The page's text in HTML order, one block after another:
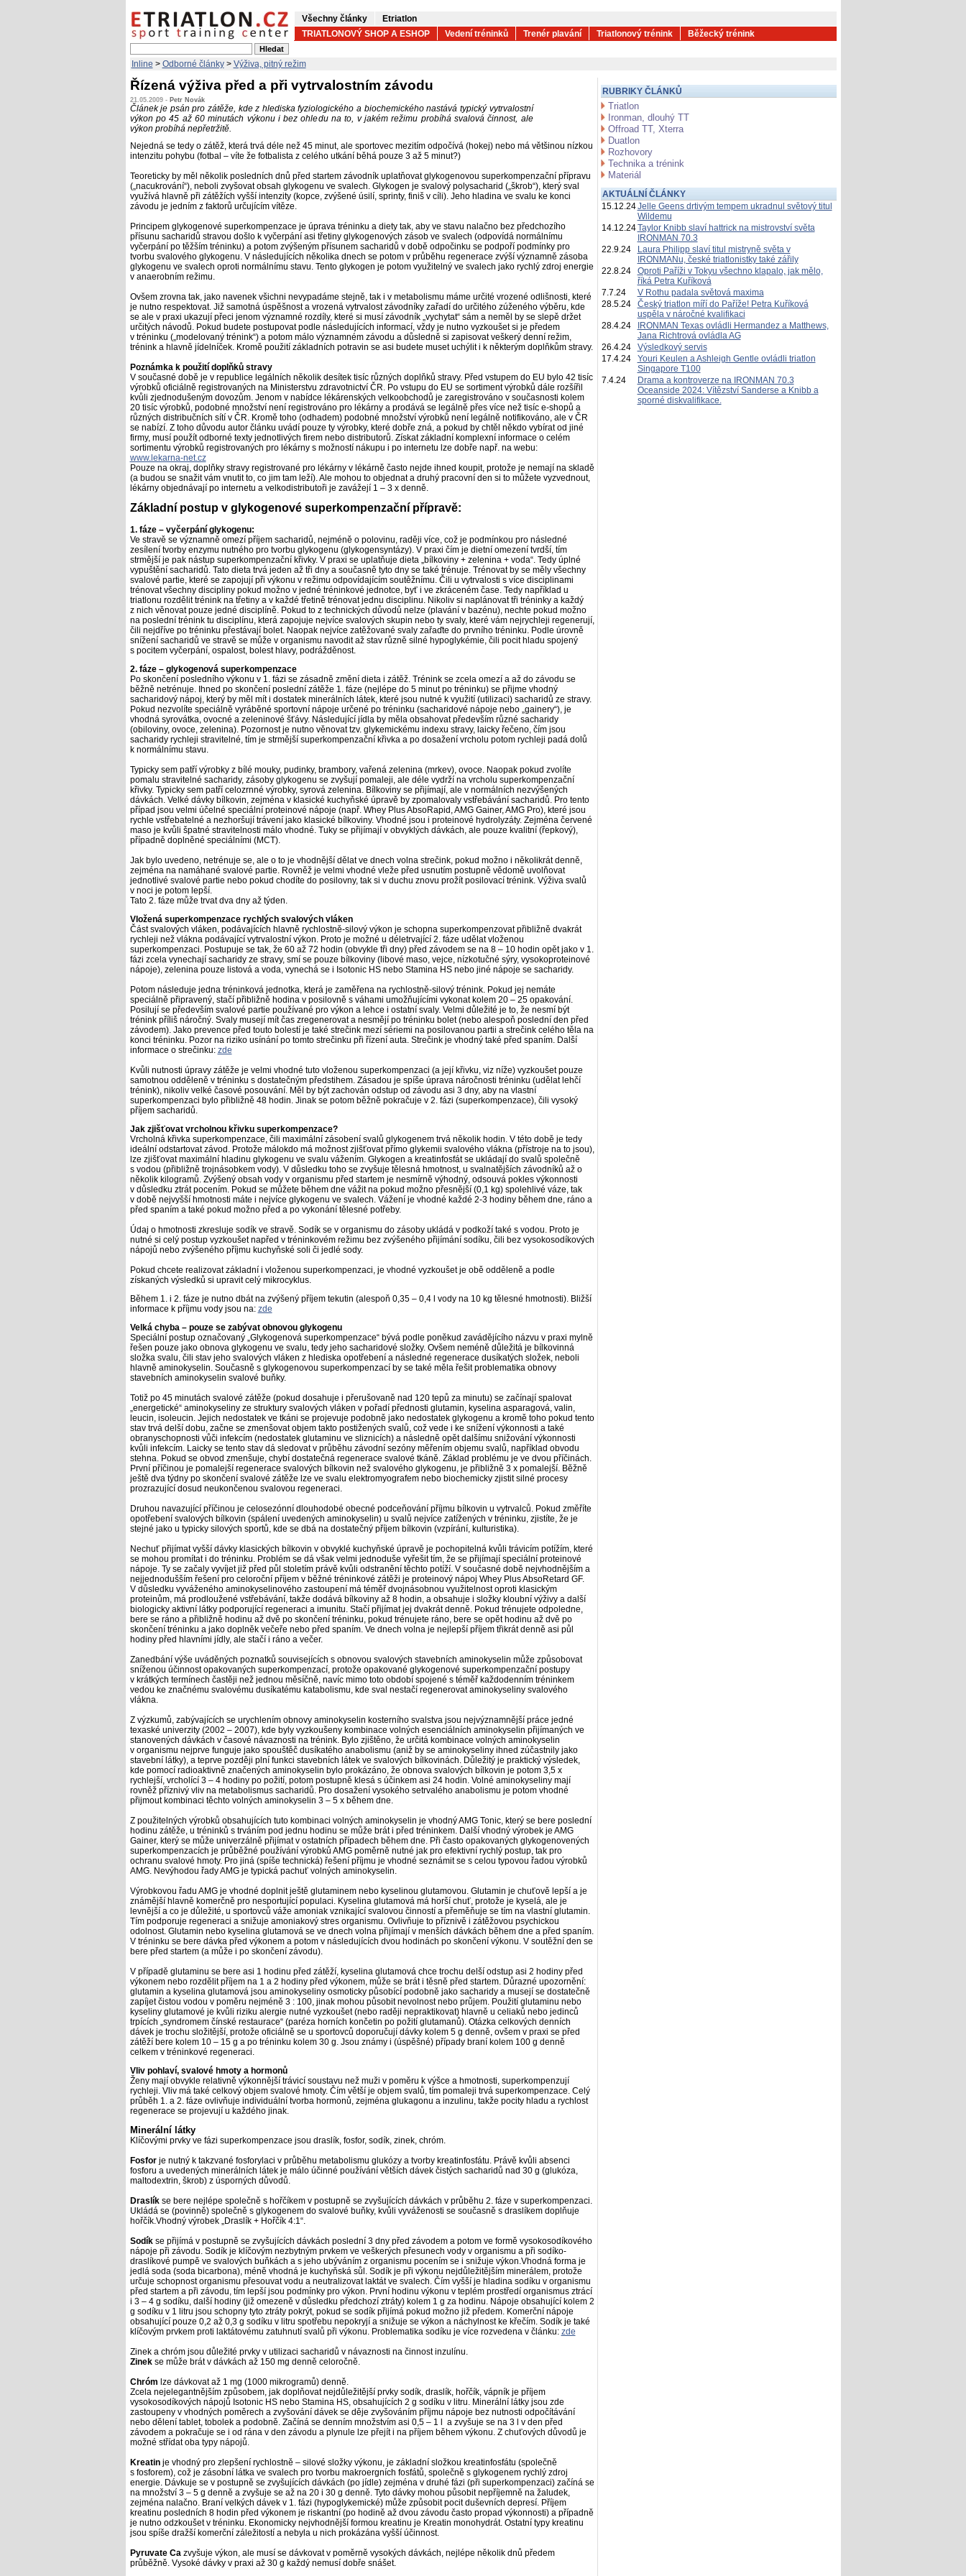
Všechny články
Etriatlon
TRIATLONOVÝ SHOP A ESHOP
Vedení tréninků Trenér plavání Triatlonový trénink Běžecký trénink
Inline > Odborné články> Výživa, pitný režim
Řízená výživa před a při vytrvalostním závodu
21.05.2009 - Petr Novák
Článek je psán pro zátěže, kde z hlediska fyziologického a biochemického nastává typický vytrvalostní
výkon po 45 až 60 minutách výkonu i bez ohledu na to, v jakém režimu probíhá svalová činnost, ale
výkon probíhá nepřetržitě.
Nejedná se tedy o zátěž, která trvá déle než 45 minut, ale sportovec mezitím odpočívá (hokej) nebo má většinou nízkou
intenzitu pohybu (fotbal – víte že fotbalista z celého utkání běhá pouze 3 až 5 minut?)
Teoreticky by měl několik posledních dnů před startem závodník uplatňovat glykogenovou superkompenzační přípravu
(„nacukrování“), neboli zvyšovat obsah glykogenu ve svalech. Glykogen je svalový polysacharid („škrob“), který sval
využívá hlavně při zátěžích vyšší intenzity (kopce, zvýšené úsilí, sprinty, finiš v cíli). Jeho hladina ve svalu ke konci
závodu je jedním z faktorů určujícím vítěze.
Principem glykogenové superkompenzace je úprava tréninku a diety tak, aby ve stavu nalačno bez předchozího
přísunu sacharidů stravou došlo k vyčerpání asi třetiny glykogenových zásob ve svalech (odpovídá normálnímu
vyčerpání po těžším tréninku) a potom zvýšeným přísunem sacharidů v době odpočinku se podpoří podmínky pro
tvorbu svalového glykogenu. V následujících několika dnech se potom v průběhu regenerace zvýší významně zásoba
glykogenu ve svalech oproti normálnímu stavu. Tento glykogen je potom využitelný ve svalech jako rychlý zdroj energie
v anaerobním režimu.
Ovšem zrovna tak, jako navenek všichni nevypadáme stejně, tak i v metabolismu máme určité vrozené odlišnosti, které
je nutno respektovat. Již samotná úspěšnost a vrozená vytrvalost závodníky zařadí do určitého zúženého výběru, kde
se ale v praxi ukazují přeci jenom významné rozdíly, které si musí závodník „vychytat“ sám a neměl by se slepě držet
určitých návodů. Pokud budete postupovat podle následujících informací, vždy je nutno vyzkoušet si je předem
v tréninku („modelovaný trénink“) a potom málo významném závodu a důsledně si zapisovat veškerý denní režim,
trénink a hlavně jídelníček. Kromě použití základních potravin se asi budete muset uchýlit i k některým doplňkům stravy.
Poznámka k použití doplňků stravy
V současné době je v republice legálních několik desítek tisíc různých doplňků stravy. Před vstupem do EU bylo 42 tisíc
výrobků oficiálně registrovaných na Ministerstvu zdravotnictví ČR. Po vstupu do EU se sortiment výrobků dále rozšířil
kvůli zjednodušeným dovozům. Jenom v nabídce lékárenských velkoobchodů je zaregistrováno v současnosti kolem
20 tisíc výrobků, podobné množství není registrováno pro lékárny a prodává se legálně přes více než tisíc e-shopů a
různých distribučních sítí v ČR. Kromě toho (odhadem) podobné množství výrobků není legálně notifikováno, ale v ČR
se nabízí. Z toho důvodu autor článku uvádí pouze ty výrobky, které dobře zná, a pokud by chtěl někdo vybírat od jiné
firmy, musí použít odborné texty jednotlivých firem nebo distributorů. Získat základní komplexní informace o celém
sortimentu výrobků registrovaných pro lékárny s možností nákupu i po internetu lze dobře např. na webu:
www.lekarna-net.cz
Pouze na okraj, doplňky stravy registrované pro lékárny v lékárně často nejde ihned koupit, protože je nemají na skladě
(a budou se snažit vám vnutit to, co jim tam leží). Ale mohou to objednat a druhý pracovní den si to můžete vyzvednout,
lékárny objednávají po internetu a velkodistributoři je zavážejí 1 – 3 x denně.
Základní postup v glykogenové superkompenzační přípravě:
1. fáze – vyčerpání glykogenu:
Ve stravě se významně omezí příjem sacharidů, nejméně o polovinu, raději více, což je podmínkou pro následné
zesílení tvorby enzymu nutného pro tvorbu glykogenu (glykogensyntázy). V praxi čím je dietní omezení tvrdší, tím
strmější je pak nástup superkompenzační křivky. V praxi se uplatňuje dieta „bílkoviny + zelenina + voda“. Tedy úplné
vypuštění sacharidů. Tato dieta trvá jeden až tři dny a současně tyto dny se také trénuje. Trénovat by se měly všechny
svalové partie, které se zapojují při výkonu v režimu odpovídajícím soutěžnímu. Čili u vytrvalosti s více disciplinami
trénovat všechny discipliny pokud možno v jedné tréninkové jednotce, byť i ve zkráceném čase. Tedy například u
triatlonu rozdělit trénink na třetiny a v každé třetině trénovat jednu disciplinu. Nikoliv si naplánovat tři tréninky a každý
z nich věnovat pouze jedné disciplíně. Pokud to z technických důvodů nelze (plavání v bazénu), nechte pokud možno
na poslední trénink tu disciplínu, která zapojuje nejvíce svalových skupin nebo ty svaly, které vám nejrychleji regenerují,
čili nejdříve po tréninku přestávají bolet. Naopak nejvíce zatěžované svaly zařaďte do prvního tréninku. Podle úrovně
snížení sacharidů ve stravě se může v organismu navodit až stav různě silné hypoglykémie, čili pocit hladu spojený
s pocitem vyčerpání, ospalost, bolest hlavy, podrážděnost.
2. fáze – glykogenová superkompenzace
Po skončení posledního výkonu v 1. fázi se zásadně změní dieta i zátěž. Trénink se zcela omezí a až do závodu se
běžně netrénuje. Ihned po skončení poslední zátěže 1. fáze (nejlépe do 5 minut po tréninku) se přijme vhodný
sacharidový nápoj, který by měl mít i dostatek minerálních látek, které jsou nutné k využití (utilizaci) sacharidů ze stravy.
Pokud nezvolíte speciálně vyráběné sportovní nápoje určené po tréninku (sacharidové nápoje nebo „gainery“), je
vhodná syrovátka, ovocné a zeleninové šťávy. Následující jídla by měla obsahovat především různé sacharidy
(obiloviny, ovoce, zelenina). Pozornost je nutno věnovat tzv. glykemickému indexu stravy, laicky řečeno, čím jsou
sacharidy rychleji stravitelné, tím je strmější superkompenzační křivka a po dosažení vrcholu potom rychleji padá dolů
k normálnímu stavu.
Typicky sem patří výrobky z bílé mouky, pudinky, brambory, vařená zelenina (mrkev), ovoce. Naopak pokud zvolíte
pomalu stravitelné sacharidy, zásoby glykogenu se zvyšují pomaleji, ale déle vydrží na vrcholu superkompenzační
křivky. Typicky sem patří celozrnné výrobky, syrová zelenina. Bílkoviny se přijímají, ale v normálních nezvýšených
dávkách. Velké dávky bílkovin, zejména v klasické kuchyňské úpravě by zpomalovaly vstřebávání sacharidů. Pro tento
případ jsou velmi účelné speciální proteinové nápoje (např. Whey Plus AbsoRapid, AMG Gainer, AMG Pro), které jsou
rychle vstřebatelné a nezhoršují trávení jako klasické bílkoviny. Vhodné jsou i proteinové hydrolyzáty. Zejména červené
maso je kvůli špatné stravitelnosti málo vhodné. Tuky se přijímají v obvyklých dávkách, ale pouze kvalitní (řepkový),
případně doplněné speciálními (MCT).
Jak bylo uvedeno, netrénuje se, ale o to je vhodnější dělat ve dnech volna strečink, pokud možno i několikrát denně,
zejména na namáhané svalové partie. Rovněž je velmi vhodné vleže před usnutím postupně vědomě uvolňovat
jednotlivé svalové partie nebo pokud chodíte do posilovny, tak si v duchu znovu prožít posilovací trénink. Výživa svalů
v noci je potom lepší.
Tato 2. fáze může trvat dva dny až týden.
Vložená superkompenzace rychlých svalových vláken
Část svalových vláken, podávajících hlavně rychlostně-silový výkon je schopna superkompenzovat přibližně dvakrát
rychleji než vlákna podávající vytrvalostní výkon. Proto je možné u déletrvající 2. fáze udělat vloženou
superkompenzaci. Postupuje se tak, že 60 až 72 hodin (obvykle tři dny) před závodem se na 8 – 10 hodin opět jako v 1.
fázi zcela vynechají sacharidy ze stravy, smí se pouze bílkoviny (libové maso, vejce, nízkotučné sýry, vysokoproteinové
nápoje), zelenina pouze listová a voda, vynechá se i Isotonic HS nebo Stamina HS nebo jiné nápoje se sacharidy.
Potom následuje jedna tréninková jednotka, která je zaměřena na rychlostně-silový trénink. Pokud jej nemáte
speciálně připravený, stačí přibližně hodina v posilovně s váhami umožňujícími vykonat kolem 20 – 25 opakování.
Posilují se především svalové partie používané pro výkon a lehce i ostatní svaly. Velmi důležité je to, že nesmí být
trénink příliš náročný. Svaly musejí mít čas zregenerovat a nesmějí po tréninku bolet (nebo alespoň poslední den před
závodem). Jako prevence před touto bolestí je také strečink mezí sériemi na posilovanou partii a strečink celého těla na
konci tréninku. Pozor na riziko usínání po tomto strečinku při řízení auta. Strečink je vhodný také před spaním. Další
informace o strečinku: zde
Kvůli nutnosti úpravy zátěže je velmi vhodné tuto vloženou superkompenzaci (a její křivku, viz níže) vyzkoušet pouze
samotnou odděleně v tréninku s dostatečným předstihem. Zásadou je spíše úprava náročnosti tréninku (udělat lehčí
trénink), nikoliv velké časové posouvání. Měl by být zachován odstup od závodu asi 3 dny, aby na vlastní
superkompenzaci bylo přibližně 48 hodin. Jinak se potom běžně pokračuje v 2. fázi (superkompenzace), čili vysoký
příjem sacharidů.
Jak zjišťovat vrcholnou křivku superkompenzace?
Vrcholná křivka superkompenzace, čili maximální zásobení svalů glykogenem trvá několik hodin. V této době je tedy
ideální odstartovat závod. Protože málokdo má možnost zjišťovat přímo glykemii svalového vlákna (přístroje na to jsou),
lze zjišťovat maximální hladinu glykogenu ve svalu vážením. Glykogen a kreatinfosfát se ukládají do svalů společně
s vodou (přibližně trojnásobkem vody). V důsledku toho se zvyšuje tělesná hmotnost, u svalnatějších závodníků až o
několik kilogramů. Zvýšený obsah vody v organismu před startem je nesmírně výhodný, odsouvá pokles výkonnosti
v důsledku ztrát pocením. Pokud se můžete během dne vážit na pokud možno přesnější (0,1 kg) spolehlivé váze, tak
v době nejvyšší hmotnosti máte i nejvíce glykogenu ve svalech. Vážení je vhodné každé 2-3 hodiny během dne, ráno a
před spaním a také pokud možno před a po vykonání tělesné potřeby.
Údaj o hmotnosti zkresluje sodík ve stravě. Sodík se v organismu do zásoby ukládá v podkoží také s vodou. Proto je
nutné si celý postup vyzkoušet napřed v tréninkovém režimu bez zvýšeného přijímání sodíku, čili bez vysokosodíkových
nápojů nebo zvýšeného příjmu kuchyňské soli či jedlé sody.
Pokud chcete realizovat základní i vloženou superkompenzaci, je vhodné vyzkoušet je obě odděleně a podle
získaných výsledků si upravit celý mikrocyklus.
Během 1. i 2. fáze je nutno dbát na zvýšený příjem tekutin (alespoň 0,35 – 0,4 l vody na 10 kg tělesné hmotnosti). Bližší
informace k příjmu vody jsou na: zde
Velká chyba – pouze se zabývat obnovou glykogenu
Speciální postup označovaný „Glykogenová superkompenzace“ bývá podle poněkud zavádějícího názvu v praxi mylně
řešen pouze jako obnova glykogenu ve svalu, tedy jeho sacharidové složky. Ovšem neméně důležitá je bílkovinná
složka svalu, čili stav jeho svalových vláken z hlediska opotřebení a následné regenerace dusíkatých složek, neboli
hlavně aminokyselin. Současně s glykogenovou superkompenzací by se také měla řešit problematika obnovy
stavebních aminokyselin svalové buňky.
Totiž po 45 minutách svalové zátěže (pokud dosahuje i přerušovaně nad 120 tepů za minutu) se začínají spalovat
„energetické“ aminokyseliny ze struktury svalových vláken v pořadí přednosti glutamin, kyselina asparagová, valin,
leucin, isoleucin. Jejich nedostatek ve tkáni se projevuje podobně jako nedostatek glykogenu a kromě toho pokud tento
stav trvá delší dobu, začne se zmenšovat objem takto postižených svalů, což vede i ke snížení výkonnosti a také
obranyschopnosti vůči infekcím (nedostatek glutaminu ve sliznicích) a následně opět dalšímu snižování výkonnosti
kvůli infekcím. Laicky se tento stav dá sledovat v průběhu závodní sezóny měřením objemu svalů, například obvodu
stehna. Pokud se obvod zmenšuje, chybí dostatečná regenerace svalové tkáně. Základ problému je ve dvou příčinách.
První příčinou je pomalejší regenerace svalových bílkovin než svalového glykogenu, je přibližně 3 x pomalejší. Běžně
ještě dva týdny po skončení svalové zátěže lze ve svalu elektromyografem nebo biochemicky zjistit silné procesy
prozrazující dosud neukončenou svalovou regeneraci.
Druhou navazující příčinou je celosezónní dlouhodobé obecné podceňování příjmu bílkovin u vytrvalců. Pokud změříte
opotřebení svalových bílkovin (spálení uvedených aminokyselin) u svalů nejvíce zatížených v tréninku, zjistíte, že je
stejné jako u typicky silových sportů, kde se dbá na dostatečný příjem bílkovin (vzpírání, kulturistika).
Nechuť přijímat vyšší dávky klasických bílkovin v obvyklé kuchyňské úpravě je pochopitelná kvůli trávicím potížím, které
se mohou promítat i do tréninku. Problém se dá však velmi jednoduše vyřešit tím, že se přijímají speciální proteinové
nápoje. Ty se začaly vyvíjet již před půl stoletím právě kvůli odstranění těchto potíží. V současné době nejvhodnějším a
nejjednodušším řešení pro celoroční příjem v běžné tréninkové zátěži je proteinový nápoj Whey Plus AbsoRetard GF.
V důsledku vyváženého aminokyselinového zastoupení má téměř dvojnásobnou využitelnost oproti klasickým
proteinům, má prodloužené vstřebávání, takže dodává bílkoviny až 8 hodin, a obsahuje i složky kloubní výživy a další
biologicky aktivní látky podporující regeneraci a imunitu. Stačí přijímat jej dvakrát denně. Pokud trénujete odpoledne,
bere se ráno a přibližně hodinu až dvě po skončení tréninku, pokud trénujete ráno, bere se opět hodinu až dvě po
skončení tréninku a jako doplněk večeře nebo před spaním. Ve dnech volna je nejlepší příjem třikrát denně asi půl
hodiny před hlavními jídly, ale stačí i ráno a večer.
Zanedbání výše uváděných poznatků souvisejících s obnovou svalových stavebních aminokyselin může způsobovat
sníženou účinnost opakovaných superkompenzací, protože opakované glykogenové superkompenzační postupy
v krátkých termínech častěji než jednou měsíčně, navíc mimo toto období spojené s téměř každodenním tréninkem
vedou ke značnému svalovému dusíkatému katabolismu, kde sval nestačí regenerovat aminokyseliny svalového
vlákna.
Z výzkumů, zabývajících se urychlením obnovy aminokyselin kosterního svalstva jsou nejvýznamnější práce jedné
texaské univerzity (2002 – 2007), kde byly vyzkoušeny kombinace volných esenciálních aminokyselin přijímaných ve
stanovených dávkách v časové návaznosti na trénink. Bylo zjištěno, že určitá kombinace volných aminokyselin
v organismu nejprve funguje jako spouštěč dusíkatého anabolismu (aniž by se aminokyseliny ihned zúčastnily jako
stavební látky), a teprve později plní funkci stavebních látek ve svalových bílkovinách. Důležitý je praktický výsledek,
kde pomocí radioaktivně značených aminokyselin bylo prokázáno, že obnova svalových bílkovin je potom 3,5 x
rychlejší, vrcholící 3 – 4 hodiny po požití, potom postupně klesá s účinkem asi 24 hodin. Volné aminokyseliny mají
rovněž příznivý vliv na metabolismus sacharidů. Pro dosažení vysokého setrvalého anabolismu je potom vhodné
přijmout kombinaci těchto volných aminokyselin 3 – 5 x během dne.
Z použitelných výrobků obsahujících tuto kombinaci volných aminokyselin je vhodný AMG Tonic, který se bere poslední
hodinu zátěže, u tréninků s trváním pod jednu hodinu se může brát i před tréninkem. Další vhodný výrobek je AMG
Gainer, který se může univerzálně přijímat v ostatních případech během dne. Při často opakovaných glykogenovených
superkompenzacích je průběžné používání výrobků AMG poměrně nutné jak pro efektivní rychlý postup, tak pro
ochranu svalové hmoty. Pro jiná (spíše technická) řešení příjmu je vhodné seznámit se s celou typovou řadou výrobků
AMG. Nevýhodou řady AMG je typická pachuť volných aminokyselin.
Výrobkovou řadu AMG je vhodné doplnit ještě glutaminem nebo kyselinou glutamovou. Glutamin je chuťově lepší a je
známější hlavně komerčně pro nesportující populaci. Kyselina glutamová má horší chuť, protože je kyselá, ale je
levnější a co je důležité, u sportovců váže amoniak vznikající svalovou činností a přeměňuje se tím na vlastní glutamin.
Tím podporuje regeneraci a snižuje amoniakový stres organismu. Ovlivňuje to příznivě i zátěžovou psychickou
odolnost. Glutamin nebo kyselina glutamová se ve dnech volna přijímají v menších dávkách během dne a před spaním.
V tréninku se bere dávka před výkonem a potom v následujících dvou hodinách po skončení výkonu. V soutěžní den se
bere před startem (a může i po skončení závodu).
V případě glutaminu se bere asi 1 hodinu před zátěží, kyselina glutamová chce trochu delší odstup asi 2 hodiny před
výkonem nebo rozdělit příjem na 1 a 2 hodiny před výkonem, může se brát i těsně před startem. Důrazné upozornění:
glutamin a kyselina glutamová jsou aminokyseliny osmoticky působící podobně jako sacharidy a musejí se dostatečně
zapíjet čistou vodou v poměru nejméně 3 : 100, jinak mohou působit nevolnost nebo průjem. Použití glutaminu nebo
kyseliny glutamové je kvůli riziku alergie nutné vyzkoušet (nebo raději nepraktikovat) hlavně u celiaků nebo jedinců
trpících „syndromem čínské restaurace“ (paréza horních končetin po požití glutamanů). Otázka celkových denních
dávek je trochu složitější, protože oficiálně se u sportovců doporučují dávky kolem 5 g denně, ovšem v praxi se před
zátěží bere kolem 10 – 15 g a po tréninku kolem 30 g. Jsou známy i (úspěšné) případy braní kolem 100 g denně
celkem v tréninkové regeneraci.
Vliv pohlaví, svalové hmoty a hormonů
Ženy mají obvykle relativně výkonnější trávicí soustavu než muži v poměru k výšce a hmotnosti, superkompenzují
rychleji. Vliv má také celkový objem svalové hmoty. Čím větší je objem svalů, tím pomaleji trvá superkompenzace. Celý
průběh 1. a 2. fáze ovlivňuje individuální tvorba hormonů, zejména glukagonu a inzulinu, takže pocity hladu a rychlost
regenerace se projevují u každého jinak.
Minerální látky
Klíčovými prvky ve fázi superkompenzace jsou draslík, fosfor, sodík, zinek, chróm.
Fosforje nutný k takzvané fosforylaci v průběhu metabolismu glukózy a tvorby kreatinfosfátu. Právě kvůli absenci
fosforu a uvedených minerálních látek je málo účinné používání větších dávek čistých sacharidů nad 30 g (glukóza,
maltodextrin, škrob) z úsporných důvodů.
Draslíkse bere nejlépe společně s hořčíkem v postupně se zvyšujících dávkách v průběhu 2. fáze v superkompenzaci.
Ukládá se (povinně) společně s glykogenem do svalové buňky, kvůli vyváženosti se současně s draslíkem doplňuje
hořčík.Vhodný výrobek „Draslík + Hořčík 4:1“.
Sodíkse přijímá v postupně se zvyšujících dávkách poslední 3 dny před závodem a potom ve formě vysokosodíkového
nápoje při závodu. Sodík je klíčovým nezbytným prvkem ve veškerých přesunech vody v organismu a při sodíko-
draslíkové pumpě ve svalových buňkách a s jeho ubýváním z organismu pocením se i snižuje výkon.Vhodná forma je
jedlá soda (soda bicarbona), méně vhodná je kuchyňská sůl. Sodík je při výkonu nejdůležitějším minerálem, protože
určuje schopnost organismu přesouvat vodu a neutralizovat laktát ve svalech. Čím vyšší je hladina sodíku v organismu
před startem a při závodu, tím lepší jsou podmínky pro výkon. První hodinu výkonu v teplém prostředí organismus ztrácí
i 3 – 4 g sodíku, další hodiny (již omezeně v důsledku předchozí ztráty) kolem 1 g za hodinu. Nápoje obsahující kolem 2
g sodíku v 1 litru jsou schopny tyto ztráty pokrýt, pokud se sodík přijímá pokud možno již předem. Komerční nápoje
obsahující pouze 0,2 až 0,3 g sodíku v litru spotřebu nepokryjí a snižuje se výkon a náchylnost ke křečím. Sodík je také
klíčovým prvkem proti laktátovému zatuhnutí svalů při výkonu. Problematika sodíku je více rozvedena v článku: zde
Zinek a chróm jsou důležité prvky v utilizaci sacharidů v návaznosti na činnost inzulínu.
Zinekse může brát v dávkách až 150 mg denně celoročně.
Chróm lze dávkovat až 1 mg (1000 mikrogramů) denně.
Zcela nejelegantnějším způsobem, jak doplňovat nejdůležitější prvky sodík, draslík, hořčík, vápník je příjem
vysokosodíkových nápojů Isotonic HS nebo Stamina HS, obsahujících 2 g sodíku v litru. Minerální látky jsou zde
zastoupeny v vhodných poměrech a zvyšování dávek se děje zvyšováním příjmu nápoje bez nutnosti odpočítávání
nebo dělení tablet, tobolek a podobně. Začíná se denním množstvím asi 0,5 – 1 l a zvyšuje se na 3 l v den před
závodem a pokračuje se i od rána v den závodu a plynule lze přejít i na příjem během výkonu. Z chuťových důvodů je
možné střídat oba typy nápojů.
Kreatinje vhodný pro zlepšení rychlostně – silové složky výkonu, je základní složkou kreatinfosfátu (společně
s fosforem), což je zásobní látka ve svalech pro tvorbu makroergních fosfátů, společně s glykogenem rychlý zdroj
energie. Dávkuje se v postupně se zvyšujících dávkách (po jídle) zejména v druhé fázi (při superkompenzaci) začíná se
na množství 3 – 5 g denně a zvyšuje se až na 20 i 30 g denně. Tyto dávky mohou působit nepříjemně na žaludek,
zejména nalačno. Braní velkých dávek v 1. fázi (hypoglykemické) může způsobit pocit duševních depresí. Příjem
kreatinu posledních 8 hodin před výkonem je riskantní (po hodině až dvou závodu často propad výkonnosti) a případně
je nutno odzkoušet v tréninku. Ekonomicky nejvhodnější formou kreatinu je Kreatin monohydrát. Ostatní typy kreatinu
jsou spíše dražší komerční záležitostí a nebyla u nich prokázána vyšší účinnost.
Pyruvate Cazvyšuje výkon, ale musí se dávkovat v poměrně vysokých dávkách, nejlépe několik dnů předem
průběžně. Vysoké dávky v praxi až 30 g každý nemusí dobře snášet.
RUBRIKY ČLÁNKŮ
Triatlon
Ironman, dlouhý TT
Offroad TT, Xterra
Duatlon
Rozhovory
Technika a trénink
Materiál
AKTUÁLNÍ ČLÁNKY
15.12.24Jelle Geens drtivým tempem ukradnul světový titul
Wildemu
14.12.24Taylor Knibb slaví hattrick na mistrovství světa
IRONMAN 70.3
22.9.24
Laura Philipp slaví titul mistryně světa v
IRONMANu, české triatlonistky také zářily
22.8.24
Oproti Paříži v Tokyu všechno klapalo, jak mělo,
říká Petra Kuříková
7.7.24
V Rothu padala světová maxima
28.5.24
Český triatlon míří do Paříže! Petra Kuříková
uspěla v náročné kvalifikaci
28.4.24
IRONMAN Texas ovládli Hermandez a Matthews,
Jana Richtrová ovládla AG
26.4.24
Výsledkový servis
17.4.24
Youri Keulen a Ashleigh Gentle ovládli triatlon
Singapore T100
7.4.24
Drama a kontroverze na IRONMAN 70.3
Oceanside 2024: Vítězství Sanderse a Knibb a
sporné diskvalifikace.